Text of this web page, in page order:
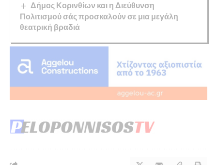
Δήμος Κορινθίων και η Διεύθυνση
Πολιτισμού σάς προσκαλούν σε μια μεγάλη
θεατρική βραδιά